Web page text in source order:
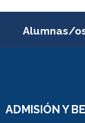
Alumnas/
Consulta y
ADMISIÓN Y